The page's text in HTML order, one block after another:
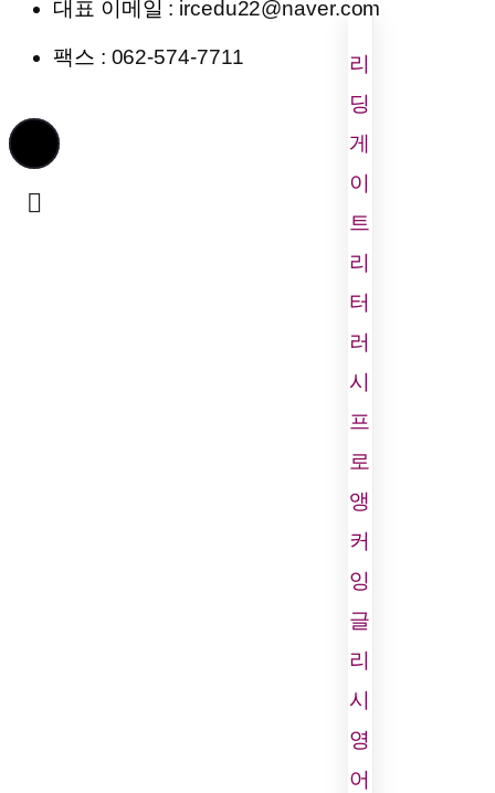
리
딩
게
이
트
리
터
러
시
프
로
앵
커
잉
글
리
시
영
어
대표 이메일 : ircedu22@naver.com
팩스 : 062-574-7711